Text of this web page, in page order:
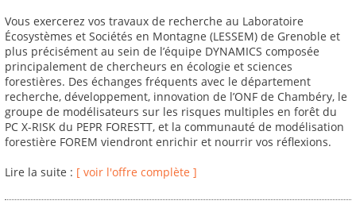
Vous exercerez vos travaux de recherche au Laboratoire
Écosystèmes et Sociétés en Montagne (LESSEM) de Grenoble et
plus précisément au sein de l’équipe DYNAMICS composée
principalement de chercheurs en écologie et sciences
forestières. Des échanges fréquents avec le département
recherche, développement, innovation de l’ONF de Chambéry, le
groupe de modélisateurs sur les risques multiples en forêt du
PC X-RISK du PEPR FORESTT, et la communauté de modélisation
forestière FOREM viendront enrichir et nourrir vos réflexions.
Lire la suite : [ voir l'offre complète ]